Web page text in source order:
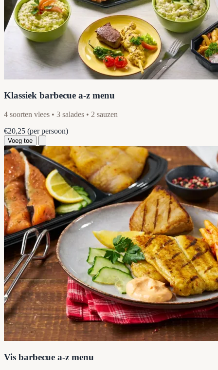
Klassiek barbecue a-z menu
4 soorten vlees • 3 salades • 2 sauzen
€20,25 (per persoon)
Voeg toe
Vis barbecue a-z menu